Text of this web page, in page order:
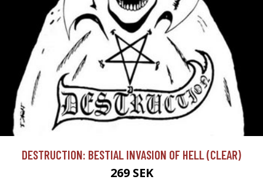
DESTRUCTION: BESTIAL INVASION OF HELL (CLEAR)
269 SEK